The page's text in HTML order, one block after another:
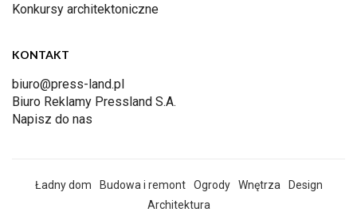
Konkursy architektoniczne
KONTAKT
biuro@press-land.pl
Biuro Reklamy Pressland S.A.
Napisz do nas
Ładny dom Budowa i remont Ogrody Wnętrza
Design
Architektura